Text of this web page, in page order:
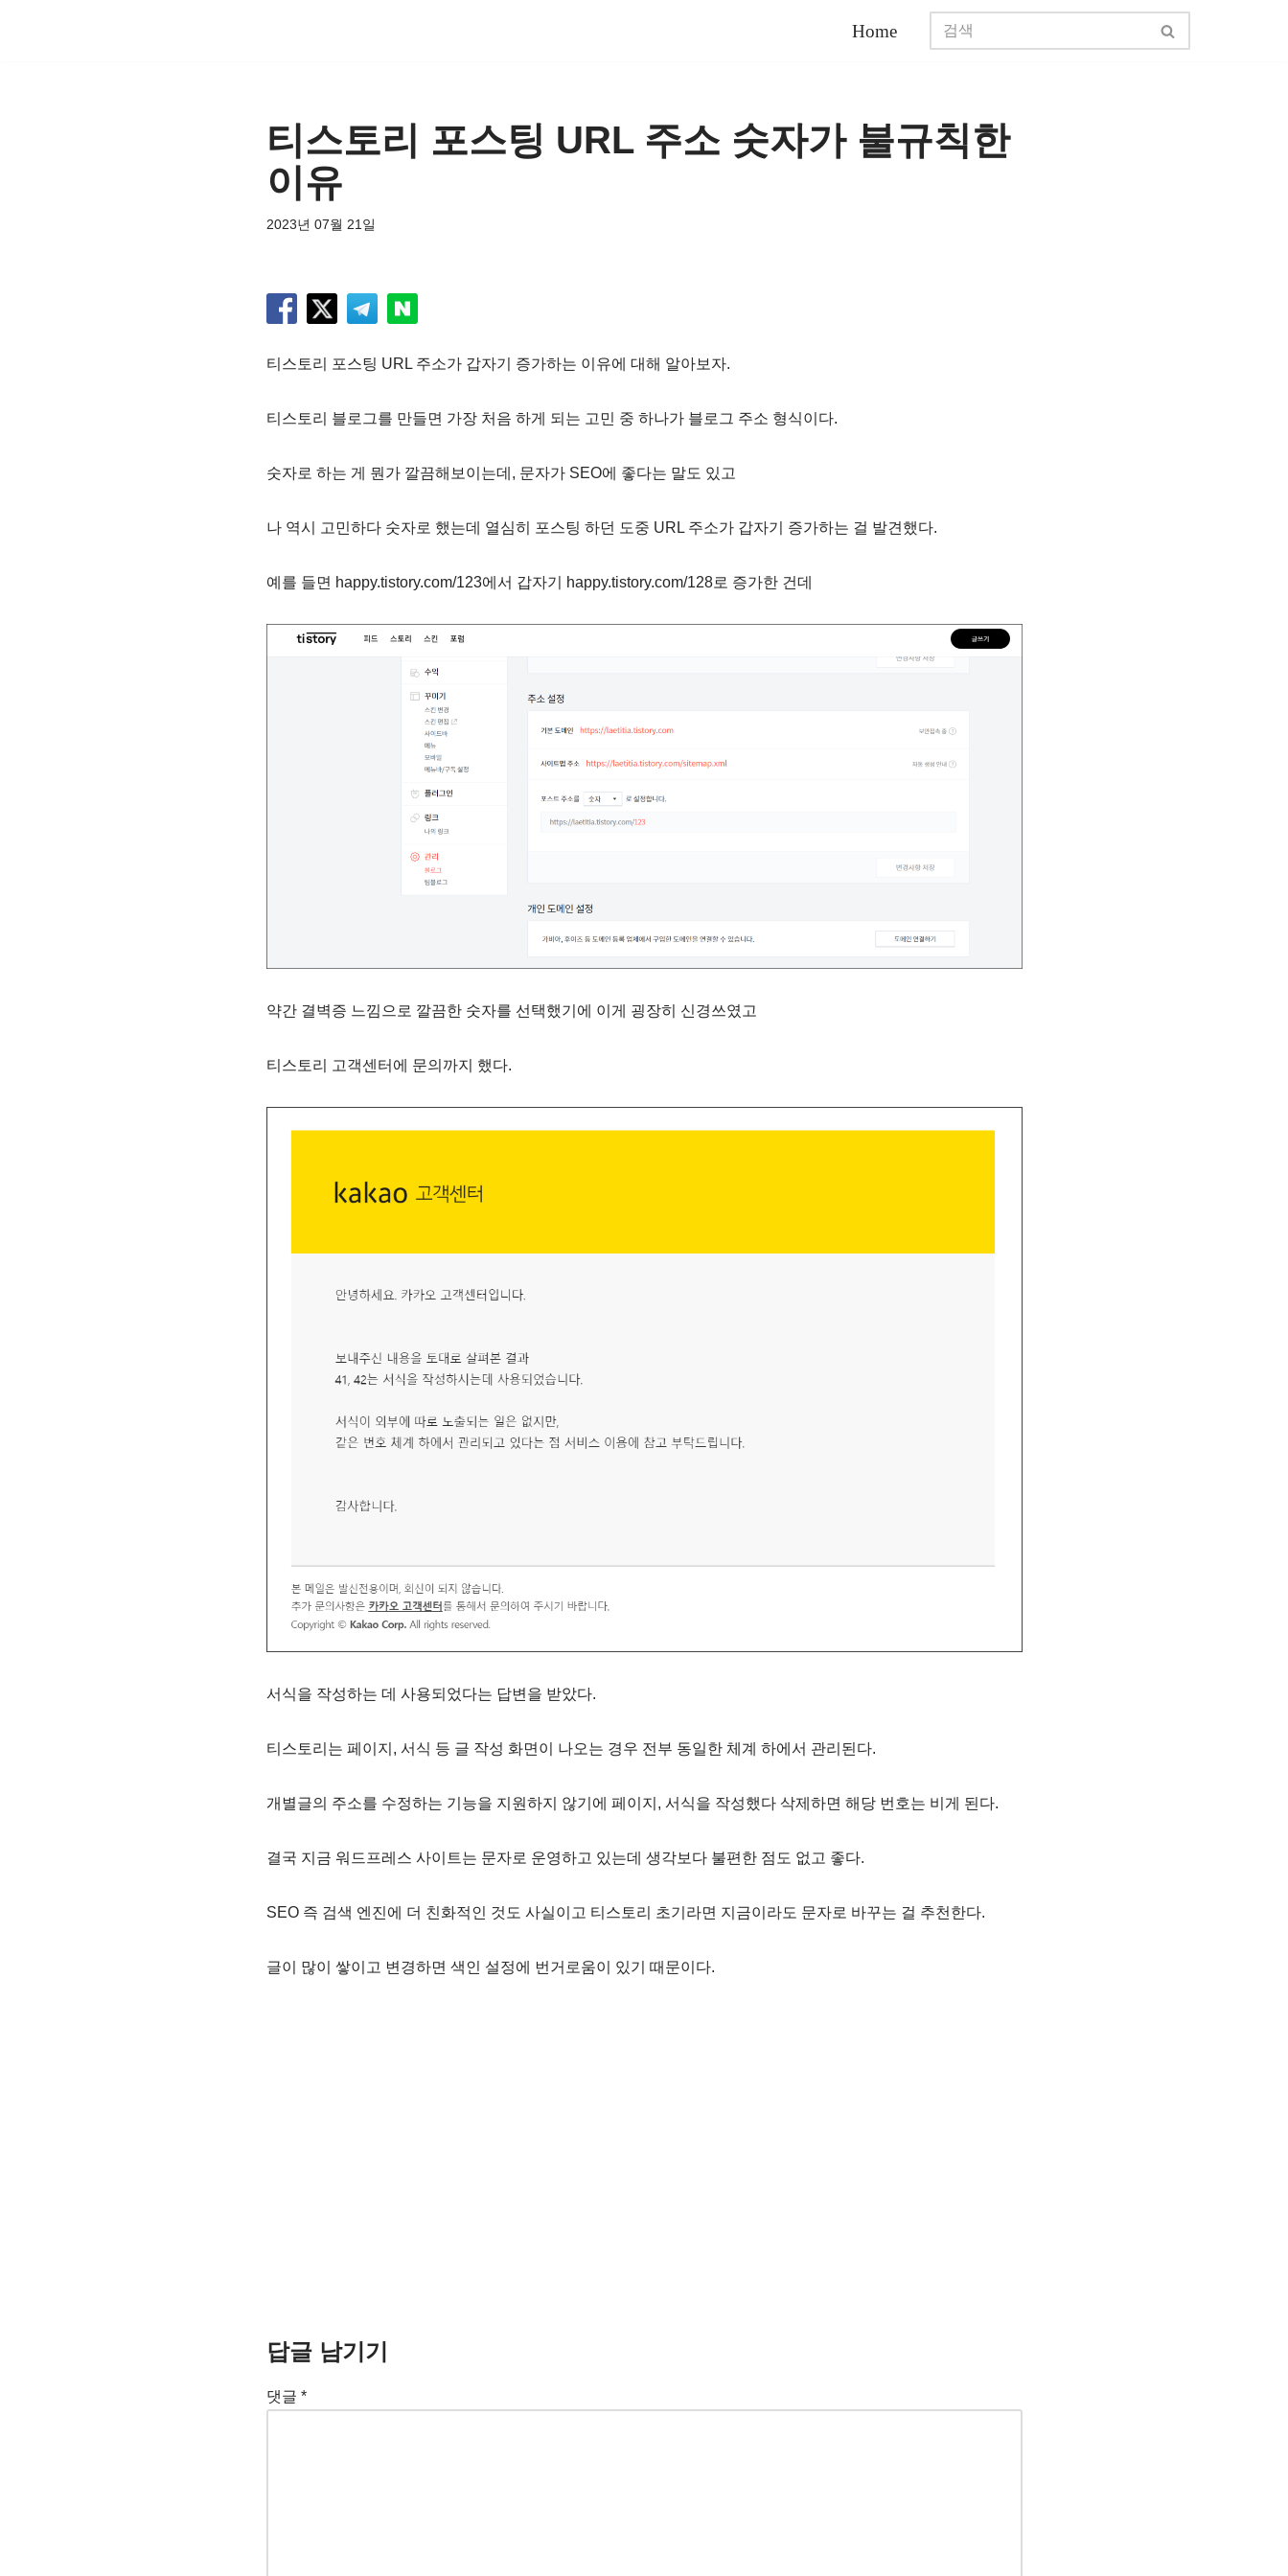
Home
티스토리 포스팅 URL 주소 숫자가 불규칙한
이유
2023년 07월 21일
티스토리 포스팅 URL 주소가 갑자기 증가하는 이유에 대해 알아보자.
티스토리 블로그를 만들면 가장 처음 하게 되는 고민 중 하나가 블로그 주소 형식이다.
숫자로 하는 게 뭔가 깔끔해보이는데, 문자가 SEO에 좋다는 말도 있고
나 역시 고민하다 숫자로 했는데 열심히 포스팅 하던 도중 URL 주소가 갑자기 증가하는 걸 발견했다.
예를 들면 happy.tistory.com/123에서 갑자기 happy.tistory.com/128로 증가한 건데
약간 결벽증 느낌으로 깔끔한 숫자를 선택했기에 이게 굉장히 신경쓰였고
티스토리 고객센터에 문의까지 했다.
서식을 작성하는 데 사용되었다는 답변을 받았다.
티스토리는 페이지, 서식 등 글 작성 화면이 나오는 경우 전부 동일한 체계 하에서 관리된다.
개별글의 주소를 수정하는 기능을 지원하지 않기에 페이지, 서식을 작성했다 삭제하면 해당 번호는 비게 된다.
결국 지금 워드프레스 사이트는 문자로 운영하고 있는데 생각보다 불편한 점도 없고 좋다.
SEO 즉 검색 엔진에 더 친화적인 것도 사실이고 티스토리 초기라면 지금이라도 문자로 바꾸는 걸 추천한다.
글이 많이 쌓이고 변경하면 색인 설정에 번거로움이 있기 때문이다.
답글 남기기
댓글 *